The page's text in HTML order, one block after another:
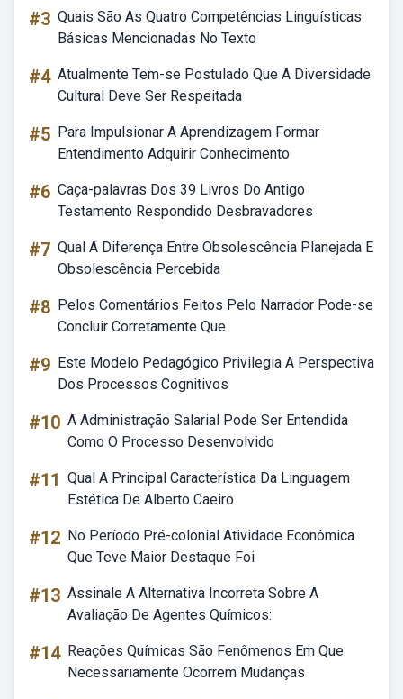
#3 Quais São As Quatro Competências Linguísticas
Básicas Mencionadas No Texto
#4 Atualmente Tem-se Postulado Que A Diversidade
Cultural Deve Ser Respeitada
#5 Para Impulsionar A Aprendizagem Formar
Entendimento Adquirir Conhecimento
#6 Caça-palavras Dos 39 Livros Do Antigo
Testamento Respondido Desbravadores
#7 Qual A Diferença Entre Obsolescência Planejada E
Obsolescência Percebida
#8 Pelos Comentários Feitos Pelo Narrador Pode-se
Concluir Corretamente Que
#9 Este Modelo Pedagógico Privilegia A Perspectiva
Dos Processos Cognitivos
#10 A Administração Salarial Pode Ser Entendida
Como O Processo Desenvolvido
#11 Qual A Principal Característica Da Linguagem
Estética De Alberto Caeiro
#12 No Período Pré-colonial Atividade Econômica
Que Teve Maior Destaque Foi
#13 Assinale A Alternativa Incorreta Sobre A
Avaliação De Agentes Químicos:
#14 Reações Químicas São Fenômenos Em Que
Necessariamente Ocorrem Mudanças